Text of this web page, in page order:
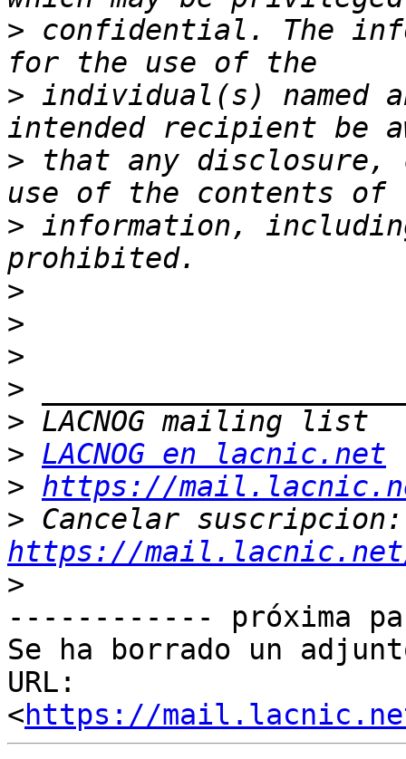
> confidential. The
> individual(s) named
> that any
> information,
>
>
>
>
>
> LACNOG en lacnic.net
> https://
>
https://mail.lacnic.net/
>
------------ próxima
Se ha borrado un
URL:
<https://